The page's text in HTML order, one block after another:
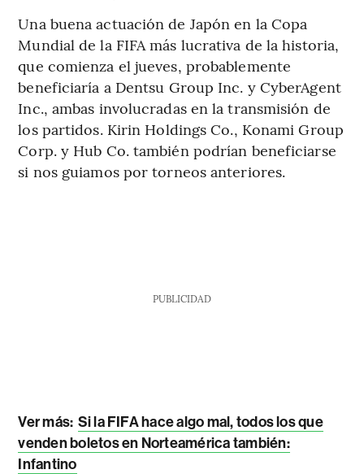
Una buena actuación de Japón en la Copa
Mundial de la FIFA más lucrativa de la historia,
que comienza el jueves, probablemente
beneficiaría a Dentsu Group Inc. y CyberAgent
Inc., ambas involucradas en la transmisión de
los partidos. Kirin Holdings Co., Konami Group
Corp. y Hub Co. también podrían beneficiarse
si nos guiamos por torneos anteriores.
PUBLICIDAD
Ver más: Si la FIFA hace algo mal, todos los que
venden boletos en Norteamérica también:
Infantino